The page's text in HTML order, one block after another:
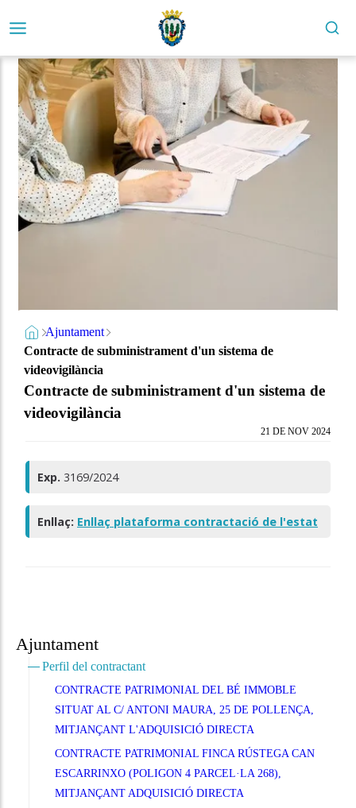
Ajuntament
Contracte de subministrament d'un sistema de
videovigilància
Contracte de subministrament d'un sistema de
videovigilància
Ajuntament
Perfil del contractant
CONTRACTE PATRIMONIAL DEL BÉ IMMOBLE
SITUAT AL C/ ANTONI MAURA, 25 DE POLLENÇA,
MITJANÇANT L'ADQUISICIÓ DIRECTA
CONTRACTE PATRIMONIAL FINCA RÚSTEGA CAN
ESCARRINXO (POLIGON 4 PARCEL·LA 268),
MITJANÇANT ADQUISICIÓ DIRECTA
21 DE NOV 2024
Exp. 3169/2024
Enllaç: Enllaç plataforma contractació de l'estat